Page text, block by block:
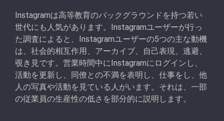
Instagramは高等教育のバックグラウンドを持つ若い
世代にも人気があります。Instagramユーザーが行っ
た調査によると、Instagramユーザーの5つの主な動機
は、社会的相互作用、アーカイブ、自己表現、逃避、
覗き見です。営業時間中にInstagramにログインし、
活動を更新し、同僚との不満を表明し、仕事をし、他
人の写真や活動を見ている人がいます。それは、一部
の従業員の生産性の低さを部分的に説明します。